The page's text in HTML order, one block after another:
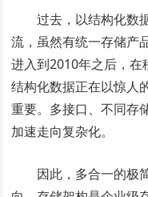
过去，以结构化数
流，虽然有统一存储产
进入到2010年之后，
结构化数据正在以惊人
重要。多接口、不同存
加速走向复杂化。
因此，多合一的极